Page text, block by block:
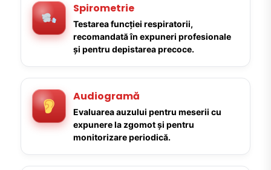
Spirometrie
Testarea funcției respiratorii,
recomandată în expuneri profesionale
și pentru depistarea precoce.
Audiogramă
Evaluarea auzului pentru meserii cu
expunere la zgomot și pentru
monitorizare periodică.